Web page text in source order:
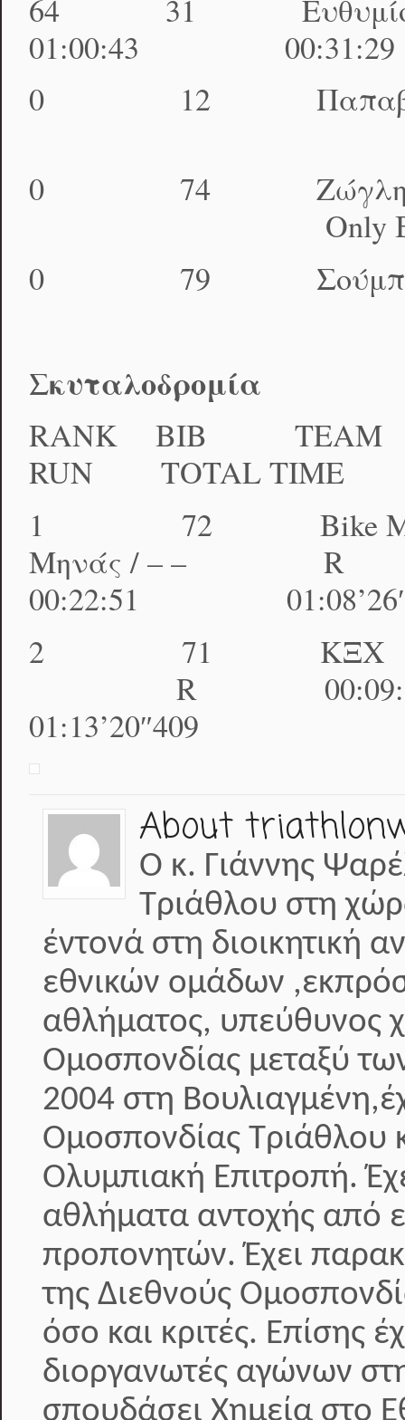
64 31
01:00:43
0 12
0 74 Ζώγλη
Only
0 79 Σούμπασης
Σκυταλοδρομία
RANK BIB
RUN TOTAL TIME
1 72 Bike Me
Μηνάς / – –
00:22:51
2 71 ΚΞΧ
R
01:13’20″409
About
Ο κ. Γιάννης
Τριάθλου στη
έντονά στη διοικητική
εθνικών ομάδων
αθλήματος, υπεύθυνος
Ομοσπονδίας μεταξύ
2004 στη
Ομοσπονδίας Τριάθλου
Ολυμπιακή Επιτροπή.
αθλήματα αντοχής από
προπονητών. Έχει
της Διεθνούς
όσο και κριτές. Επίσης
διοργανωτές αγώνων
σπουδάσει Χημεία στο